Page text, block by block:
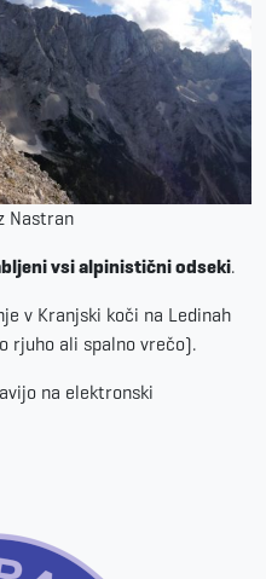
Nastran
vsi alpinistični odseki.
v Kranjski koči na Ledinah
rjuho ali spalno vrečo).
na elektronski